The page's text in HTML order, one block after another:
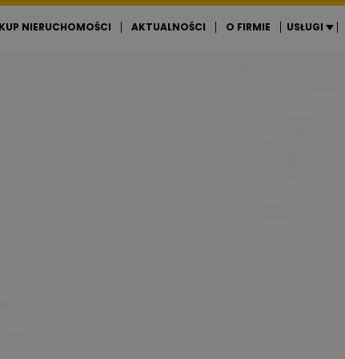
NIERUCHOMOŚCI AKTUALNOŚCI O FIRMIE USŁUGI